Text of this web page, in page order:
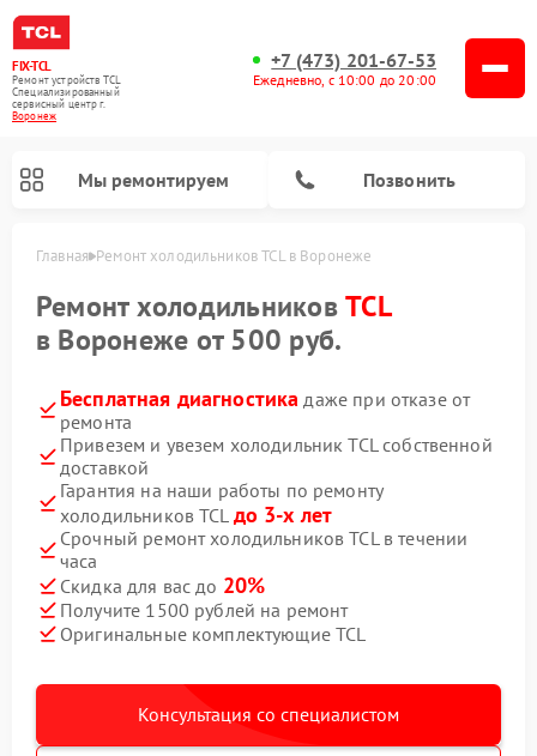
FIX-TCL
Ремонт устройств TCL
Специализированный
cервисный центр г.
Воронеж
+7 (473) 201-67-53
Ежедневно, с 10:00 до 20:00
Мы ремонтируем Позвонить
Главная Ремонт холодильников TCL в Воронеже
Ремонт холодильниковTCL
в Воронеже от 500 руб.
Бесплатная диагностика даже при отказе от
ремонта
Привезем и увезем холодильник TCL собственной
доставкой
Гарантия на наши работы по ремонту
холодильников TCL до 3-х лет
Срочный ремонт холодильников TCL в течении
часа
Скидка для вас до 20%
Получите 1500 рублей на ремонт
Оригинальные комплектующие TCL
Консультация со специалистом